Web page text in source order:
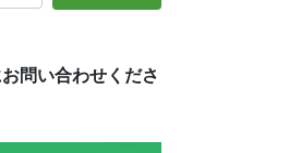
問い合わせくださ